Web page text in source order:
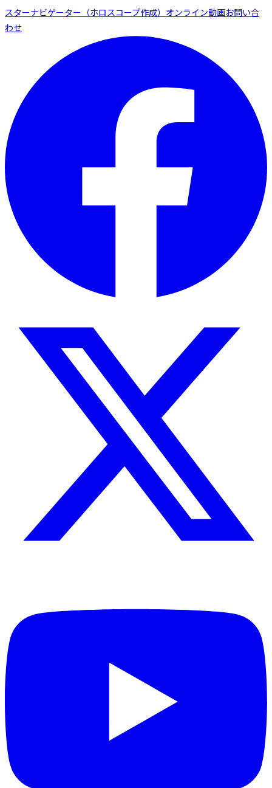
スターナビゲーター（ホロスコープ作成） オンライン動画お問い合
わせ